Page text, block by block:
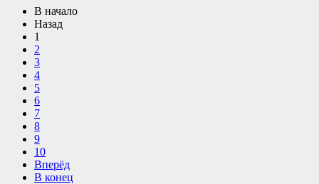
В начало
Назад
1
2
3
4
5
6
7
8
9
10
Вперёд
В конец